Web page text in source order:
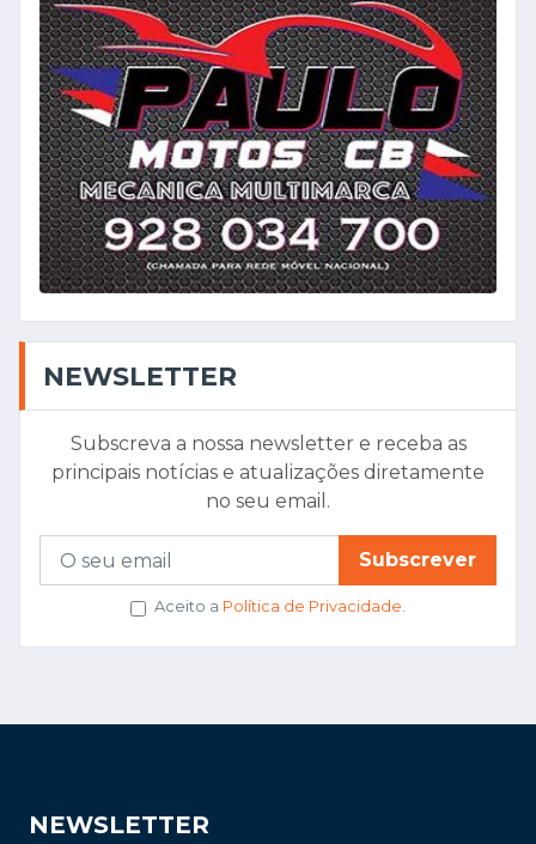
NEWSLETTER
Subscreva a nossa newsletter e receba as
principais notícias e atualizações diretamente
no seu email.
Subscrever
Aceito a Política de Privacidade.
NEWSLETTER